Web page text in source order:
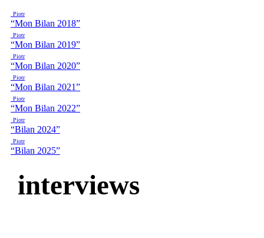
Piotr
“Mon Bilan 2018”
Piotr
“Mon Bilan 2019”
Piotr
“Mon Bilan 2020”
Piotr
“Mon Bilan 2021”
Piotr
“Mon Bilan 2022”
Piotr
“Bilan 2024”
Piotr
“Bilan 2025”
interviews